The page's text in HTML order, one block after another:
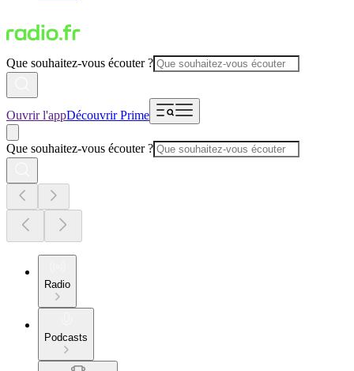
Que souhaitez-vous écouter ?
Ouvrir l'appDécouvrir Prime
Que souhaitez-vous écouter ?
Radio
Podcasts